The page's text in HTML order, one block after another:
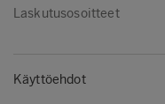
Laskutusosoitteet
Käyttöehdot